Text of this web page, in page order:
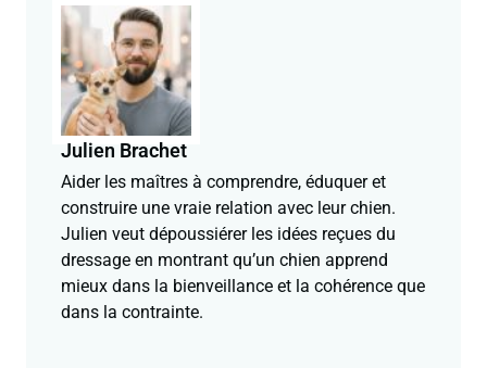
Julien Brachet
Aider les maîtres à comprendre, éduquer et
construire une vraie relation avec leur chien.
Julien veut dépoussiérer les idées reçues du
dressage en montrant qu’un chien apprend
mieux dans la bienveillance et la cohérence que
dans la contrainte.